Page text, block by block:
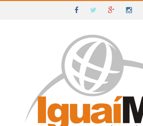
IGUAÍ E SUDOESTE DA BAHIA